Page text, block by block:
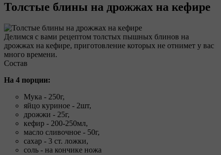
Толстые блины на дрожжах на кефире
Делимся с вами рецептом толстых пышных блинов на
дрожжах на кефире, приготовление которых не отнимет у вас
много времени.
Состав
На 4 порции:
Мука - 250г,
яйцо куриное - 2шт,
дрожжи - 25г,
кефир - 200-250мл,
масло сливочное - 50г,
сахар - 3 ст. ложки,
соль - на кончике ножа